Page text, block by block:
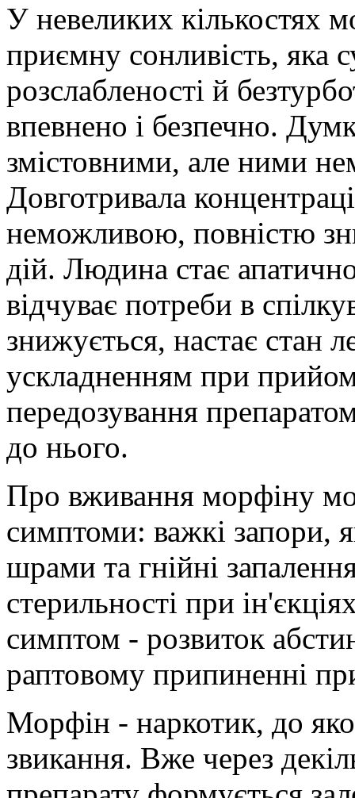
У невеликих кількостях
приємну сонливість, яка
розслабленості й
впевнено і безпечно.
змістовними, але ними
Довготривала
неможливою, повністю
дій. Людина стає
відчуває потреби в
знижується, настає стан
ускладненням при
передозування
до нього.
Про вживання морфіну
симптоми: важкі запори,
шрами та гнійні
стерильності при
симптом - розвиток
раптовому припиненні
Морфін - наркотик, до
звикання. Вже через